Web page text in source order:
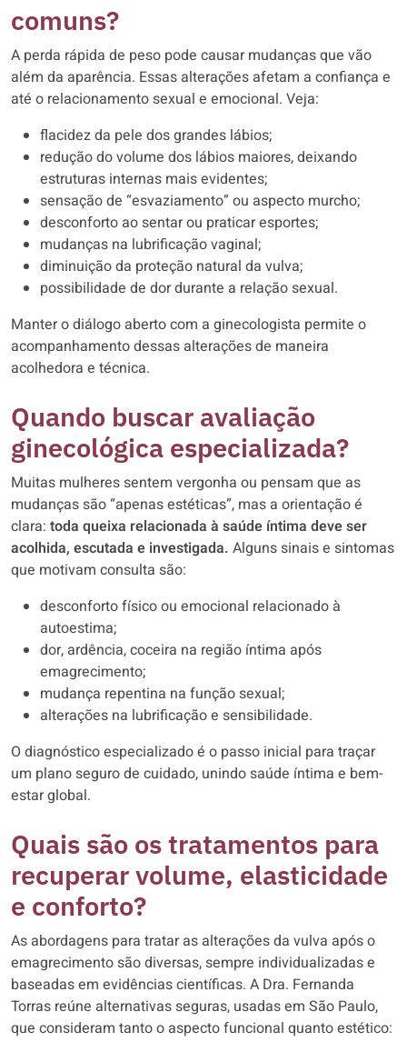
comuns?
A perda rápida de peso pode causar mudanças que vão
além da aparência. Essas alterações afetam a confiança e
até o relacionamento sexual e emocional. Veja:
flacidez da pele dos grandes lábios;
redução do volume dos lábios maiores, deixando
estruturas internas mais evidentes;
sensação de “esvaziamento” ou aspecto murcho;
desconforto ao sentar ou praticar esportes;
mudanças na lubrificação vaginal;
diminuição da proteção natural da vulva;
possibilidade de dor durante a relação sexual.
Manter o diálogo aberto com a ginecologista permite o
acompanhamento dessas alterações de maneira
acolhedora e técnica.
Quando buscar avaliação
ginecológica especializada?
Muitas mulheres sentem vergonha ou pensam que as
mudanças são “apenas estéticas”, mas a orientação é
clara: toda queixa relacionada à saúde íntima deve ser
acolhida, escutada e investigada. Alguns sinais e sintomas
que motivam consulta são:
desconforto físico ou emocional relacionado à
autoestima;
dor, ardência, coceira na região íntima após
emagrecimento;
mudança repentina na função sexual;
alterações na lubrificação e sensibilidade.
O diagnóstico especializado é o passo inicial para traçar
um plano seguro de cuidado, unindo saúde íntima e bem-
estar global.
Quais são os tratamentos para
recuperar volume, elasticidade
e conforto?
As abordagens para tratar as alterações da vulva após o
emagrecimento são diversas, sempre individualizadas e
baseadas em evidências científicas. A Dra. Fernanda
Torras reúne alternativas seguras, usadas em São Paulo,
que consideram tanto o aspecto funcional quanto estético: